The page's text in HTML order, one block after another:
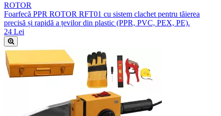
ROTOR
Foarfecă PPR ROTOR RFT01 cu sistem clachet pentru tăierea
precisă și rapidă a țevilor din plastic (PPR, PVC, PEX, PE).
24 Lei